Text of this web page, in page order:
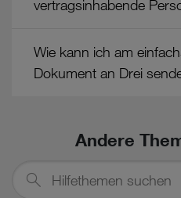
vertragsinhabende
Wie kann ich am
Dokument an Drei
Andere
suchen